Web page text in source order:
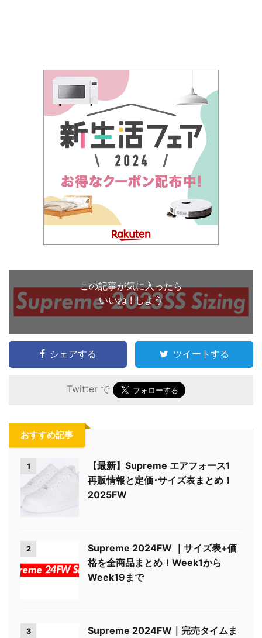
この記事が気に入ったら
いいね ! しよう
シェアする ツイートする
Twitter で
おすすめ記事
1
【最新】Supreme エアフォース1
再販情報と定価･サイズ表まとめ！
2025FW
2
Supreme 2024FW ｜サイズ表+価
格を全商品まとめ！Week1から
Week19まで
3
Supreme 2024FW｜完売タイムま